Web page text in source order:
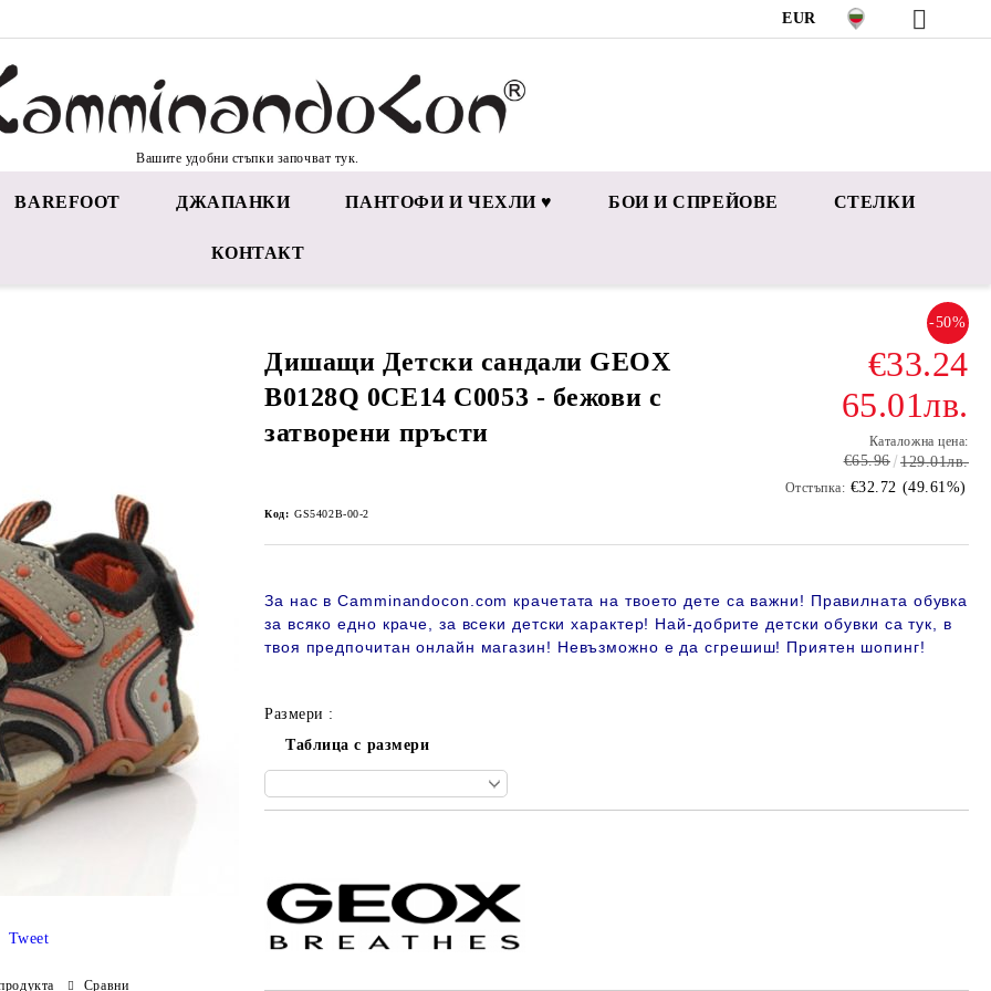
EUR
Вашите удобни стъпки започват тук.
BAREFOOT ДЖАПАНКИ ПАНТОФИ И ЧЕХЛИ ♥ БОИ И СПРЕЙОВЕ СТЕЛКИ
КОНТАКТ
Дишащи Детски сандали GEOX
B0128Q 0CE14 C0053 - бежови с
затворени пръсти
-50%
€33.24
65.01лв.
Каталожна цена:
€65.96 129.01лв.
Отстъпка: €32.72 (49.61%)
Код: GS5402B-00-2
За нас в Camminandocon.com крачетата на твоето дете са важни! Правилната обувка
за всяко едно краче, за всеки детски характер! Най-добрите детски обувки са тук, в
твоя предпочитан онлайн магазин! Невъзможно е да сгрешиш! Приятен шопинг!
Размери :
Таблица с размери
Tweet
Сравни